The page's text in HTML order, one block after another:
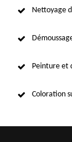
Nettoyage
Peinture et
Coloration